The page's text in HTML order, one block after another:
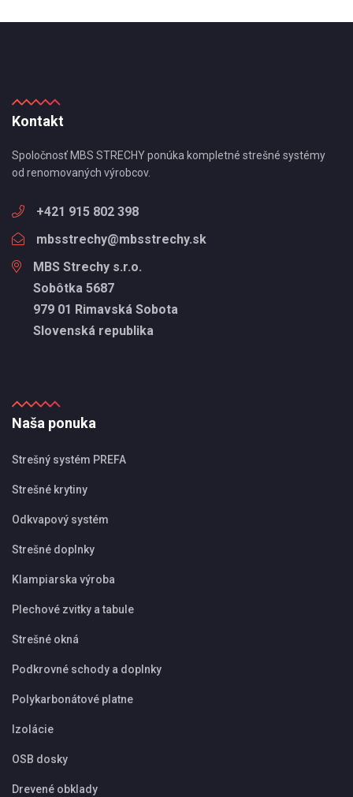
Kontakt
Spoločnosť MBS STRECHY ponúka kompletné strešné systémy
od renomovaných výrobcov.
+421 915 802 398
mbsstrechy@mbsstrechy.sk
MBS Strechy s.r.o.
Sobôtka 5687
979 01 Rimavská Sobota
Slovenská republika
Naša ponuka
Strešný systém PREFA
Strešné krytiny
Odkvapový systém
Strešné doplnky
Klampiarska výroba
Plechové zvitky a tabule
Strešné okná
Podkrovné schody a doplnky
Polykarbonátové platne
Izolácie
OSB dosky
Drevené obklady